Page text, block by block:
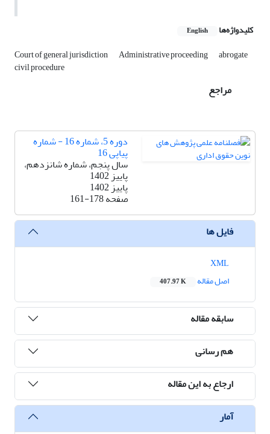
کلیدواژه‌ها English
Court of general jurisdiction Administrative proceeding abrogate
civil procedure
مراجع
دوره 5، شماره 16 - شماره
پیاپی 16
سال پنجم، شماره شانزدهم،
پاییز 1402
پاییز 1402
صفحه161-178
فایل ها
اصل مقاله
407.97 K
سابقه مقاله
هم رسانی
ارجاع به این مقاله
آمار